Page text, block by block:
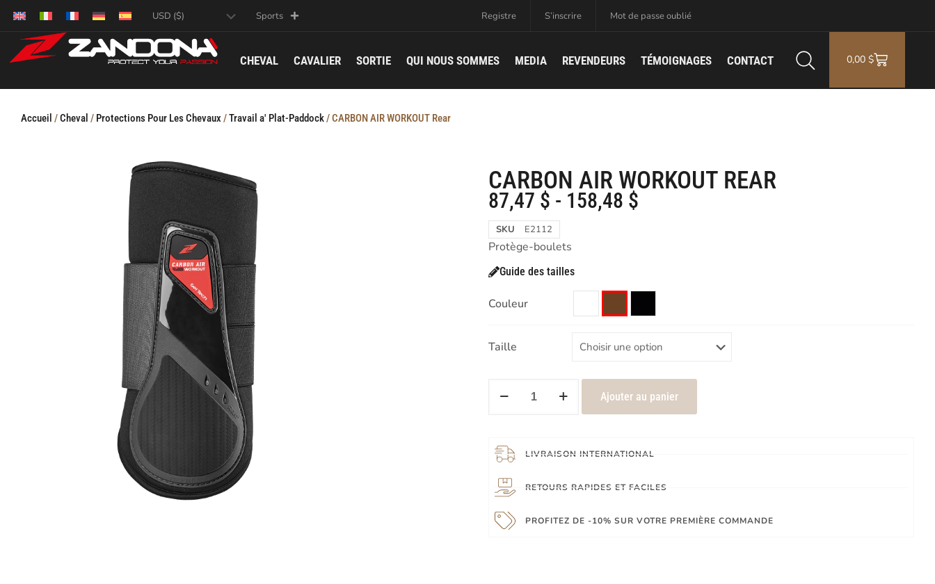
Sports Registre S’inscrire Mot de passe oublié
CHEVAL CAVALIER SORTIE QUI NOUS SOMMES MEDIA REVENDEURS TÉMOIGNAGES CONTACT 0,00 $
Accueil /Cheval / Protections Pour Les Chevaux/Travail a' Plat-Paddock/ CARBON AIR WORKOUT Rear
CARBON AIR WORKOUT REAR
87,47 $ - 158,48 $
SKU E2112
Protège-boulets
Guide des tailles
Couleur
Taille
Ajouter au panier
LIVRAISON INTERNATIONAL
RETOURS RAPIDES ET FACILES
PROFITEZ DE -10% SUR VOTRE PREMIÈRE COMMANDE